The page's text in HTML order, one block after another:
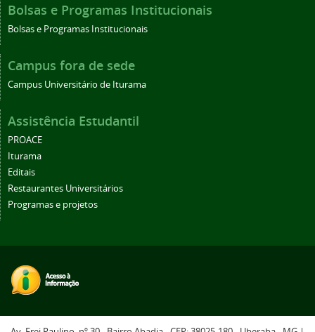
Bolsas e Programas Institucionais
Bolsas e Programas Institucionais
Campus fora de sede
Campus Universitário de Iturama
Assistência Estudantil
PROACE
Iturama
Editais
Restaurantes Universitários
Programas e projetos